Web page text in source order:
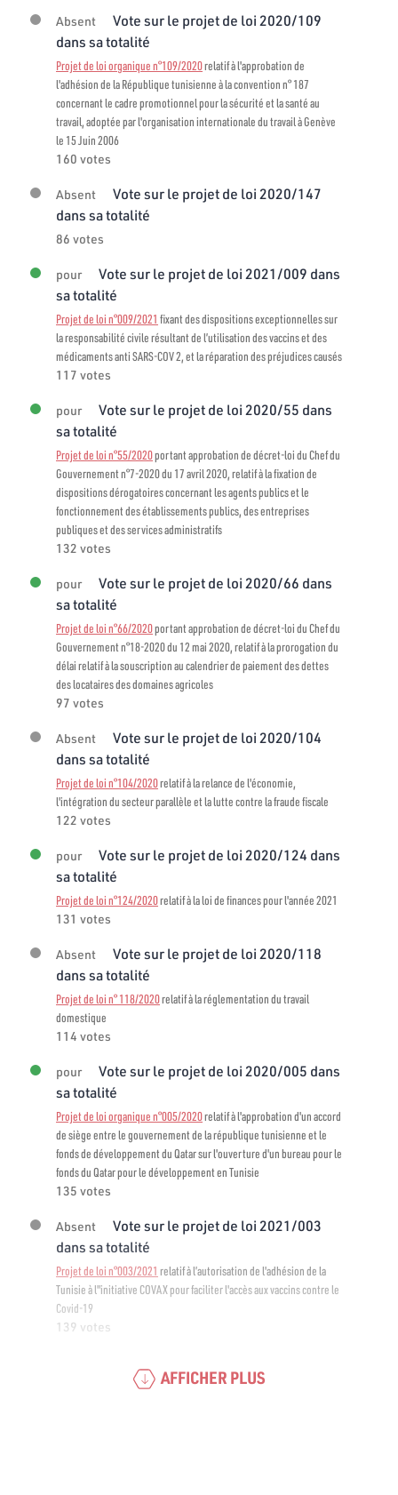
Absent
Vote sur le projet de loi 2020/109
dans sa totalité
Projet de loi organique n°109/2020relatif à l'approbation de
l'adhésion de la République tunisienne à la convention n° 187
concernant le cadre promotionnel pour la sécurité et la santé au
travail, adoptée par l'organisation internationale du travail à Genève
le 15 Juin 2006
160 votes
Absent
Vote sur le projet de loi 2020/147
dans sa totalité
86 votes
pour
Vote sur le projet de loi 2021/009 dans
sa totalité
Projet de loi n°009/2021 fixant des dispositions exceptionnelles sur
la responsabilité civile résultant de l’utilisation des vaccins et des
médicaments anti SARS-COV 2, et la réparation des préjudices causés
117 votes
pour
Vote sur le projet de loi 2020/55 dans
sa totalité
Projet de loi n°55/2020portant approbation de décret-loi du Chef du
Gouvernement n°7-2020 du 17 avril 2020, relatif à la fixation de
dispositions dérogatoires concernant les agents publics et le
fonctionnement des établissements publics, des entreprises
publiques et des services administratifs
132 votes
pour
Vote sur le projet de loi 2020/66 dans
sa totalité
Projet de loi n°66/2020portant approbation de décret-loi du Chef du
Gouvernement n°18-2020 du 12 mai 2020, relatif à la prorogation du
délai relatif à la souscription au calendrier de paiement des dettes
des locataires des domaines agricoles
97 votes
Absent
Vote sur le projet de loi 2020/104
dans sa totalité
Projet de loi n°104/2020relatif à la relance de l'économie,
l'intégration du secteur parallèle et la lutte contre la fraude fiscale
122 votes
pour
Vote sur le projet de loi 2020/124 dans
sa totalité
Projet de loi n°124/2020relatif à la loi de finances pour l'année 2021
131 votes
Absent
Vote sur le projet de loi 2020/118
dans sa totalité
Projet de loi n° 118/2020relatif à la réglementation du travail
domestique
114 votes
pour
Vote sur le projet de loi 2020/005 dans
sa totalité
Projet de loi organique n°005/2020relatif à l'approbation d'un accord
de siège entre le gouvernement de la république tunisienne et le
fonds de développement du Qatar sur l'ouverture d'un bureau pour le
fonds du Qatar pour le développement en Tunisie
135 votes
Absent
Vote sur le projet de loi 2021/003
dans sa totalité
Projet de loi n°003/2021 relatif à l’autorisation de l'adhésion de la
Tunisie à l"initiative COVAX pour faciliter l'accès aux vaccins contre le
Covid-19
139 votes
AFFICHER PLUS